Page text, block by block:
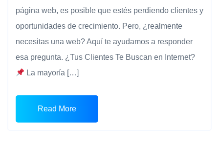
página web, es posible que estés perdiendo clientes y
oportunidades de crecimiento. Pero, ¿realmente
necesitas una web? Aquí te ayudamos a responder
esa pregunta. ¿Tus Clientes Te Buscan en Internet?
La mayoría […]
Read More